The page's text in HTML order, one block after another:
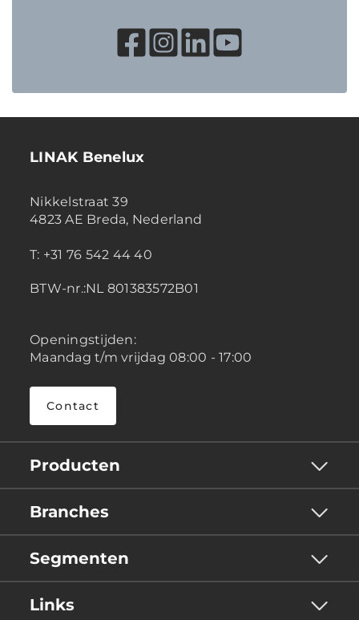
LINAK Benelux
Nikkelstraat 39
4823 AE Breda, Nederland
T: +31 76 542 44 40
BTW-nr.:NL 801383572B01
Openingstijden:
Maandag t/m vrijdag 08:00 - 17:00
Contact
Producten
Branches
Segmenten
Links